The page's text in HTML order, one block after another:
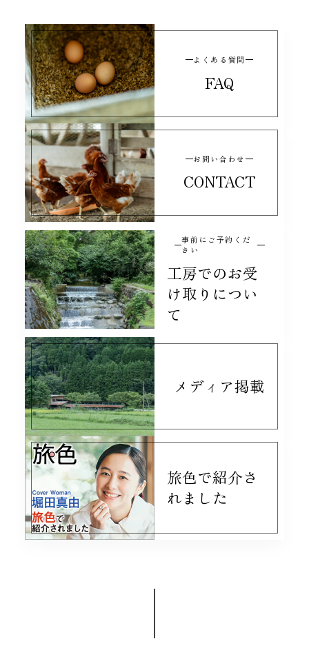
よくある質問
FAQ
お問い合わせ
CONTACT
事前にご予約くだ
さい
工房でのお受
け取りについ
て
メディア掲載
旅色で紹介さ
れました